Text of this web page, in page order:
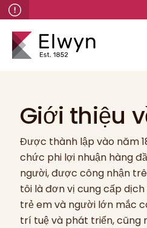
Giới thiệu
Được thành lập vào năm
chức phi lợi nhuận hàng
người, được công nhận
tôi là đơn vị cung cấp
trẻ em và người lớn mắc
trí tuệ và phát triển, cũng